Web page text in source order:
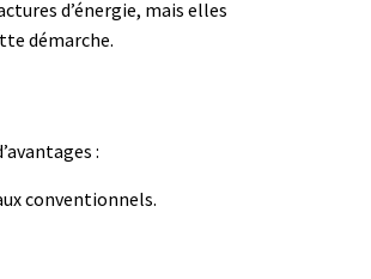
d’énergie, mais elles
démarche.
:
conventionnels.